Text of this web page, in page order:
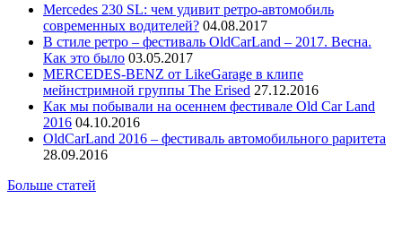
Mercedes 230 SL: чем удивит ретро-автомобиль
современных водителей? 04.08.2017
В стиле ретро – фестиваль OldCarLand – 2017. Весна.
Как это было 03.05.2017
MERCEDES-BENZ от LikeGarage в клипе
мейнстримной группы The Erised 27.12.2016
Как мы побывали на осеннем фестивале Old Car Land
2016 04.10.2016
OldCarLand 2016 – фестиваль автомобильного раритета
28.09.2016
Больше статей